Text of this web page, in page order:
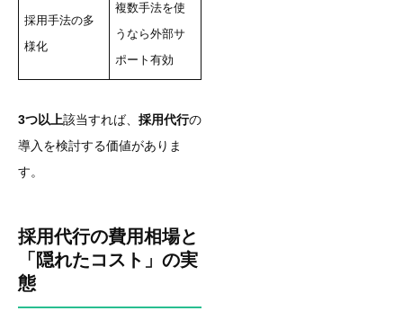
採用手法の多
様化
複数手法を使
うなら外部サ
ポート有効
3つ以上該当すれば、 採用代行の
導入を検討する価値がありま
す。
採用代行の費用相場と
「隠れたコスト」の実
態